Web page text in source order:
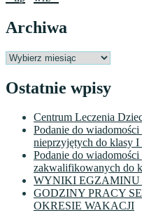
Archiwa
Archiwa
Ostatnie wpisy
Centrum Leczenia
Podanie do
nieprzyjętych do klasy
Podanie do
zakwalifikowanych do
WYNIKI EGZAMINU
GODZINY PRACY
OKRESIE WAKACJI